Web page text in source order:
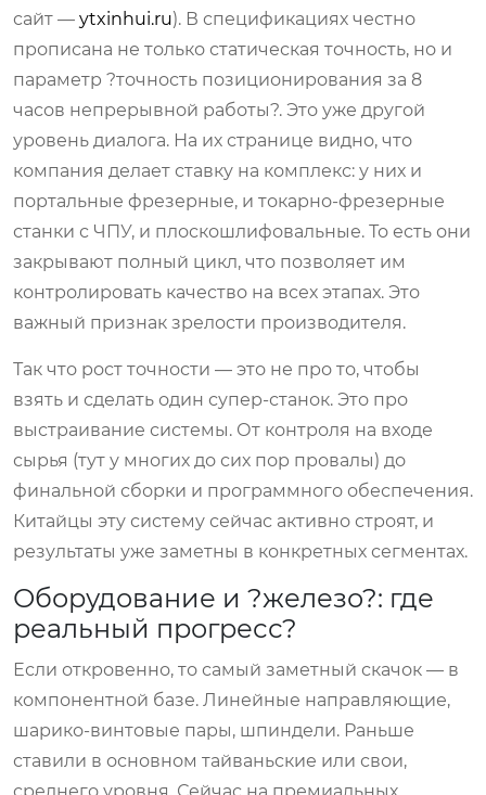
сайт — ytxinhui.ru). В спецификациях честно
прописана не только статическая точность, но и
параметр ?точность позиционирования за 8
часов непрерывной работы?. Это уже другой
уровень диалога. На их странице видно, что
компания делает ставку на комплекс: у них и
портальные фрезерные, и токарно-фрезерные
станки с ЧПУ, и плоскошлифовальные. То есть они
закрывают полный цикл, что позволяет им
контролировать качество на всех этапах. Это
важный признак зрелости производителя.
Так что рост точности — это не про то, чтобы
взять и сделать один супер-станок. Это про
выстраивание системы. От контроля на входе
сырья (тут у многих до сих пор провалы) до
финальной сборки и программного обеспечения.
Китайцы эту систему сейчас активно строят, и
результаты уже заметны в конкретных сегментах.
Оборудование и ?железо?: где
реальный прогресс?
Если откровенно, то самый заметный скачок — в
компонентной базе. Линейные направляющие,
шарико-винтовые пары, шпиндели. Раньше
ставили в основном тайваньские или свои,